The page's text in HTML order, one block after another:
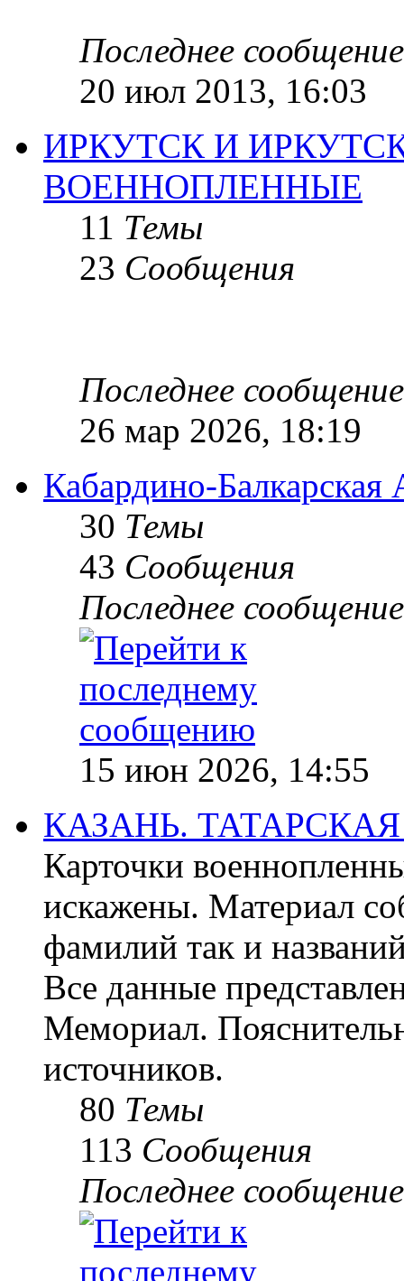
Последнее сообщение
20 июл 2013, 16:03
ИРКУТСК И
ВОЕННОПЛЕННЫЕ
11 Темы
23 Сообщения
Последнее сообщение
26 мар 2026, 18:19
Кабардино-
30 Темы
43 Сообщения
Последнее сообщение
15 июн 2026, 14:55
КАЗАНЬ.
Карточки
искажены. Материал
фамилий так и
Все данные
Мемориал.
источников.
80 Темы
113 Сообщения
Последнее сообщение